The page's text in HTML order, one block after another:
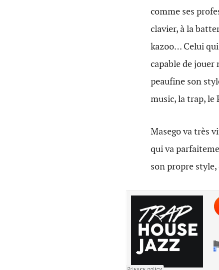
comme ses
clavier, à la
kazoo… Celui
capable de
peaufine son
music, la trap, le
Masego va très
qui va
son propre style,